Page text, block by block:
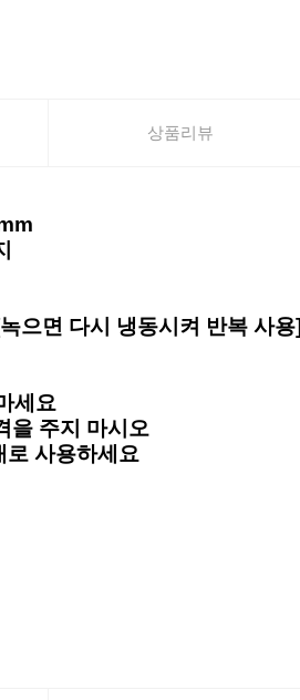
상품리뷰
으면 다시 냉동시켜 반복 사용]
세요
을 주지 마시오
로 사용하세요